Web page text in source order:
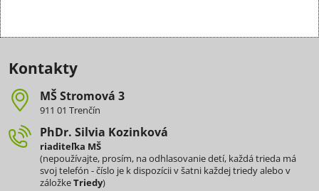
Kontakty
MŠ Stromová 3
911 01 Trenčín
PhDr​. Silvia Kozinková
riaditeľka MŠ
(nepoužívajte, prosím, na odhlasovanie detí, každá trieda má
svoj telefón - číslo je k dispozícii v šatni každej triedy alebo v
záložkeTriedy)